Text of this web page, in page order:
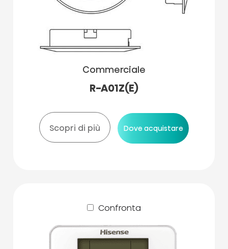
Commerciale
R-A01Z(E)
Scopri di più Dove acquistare
Confronta